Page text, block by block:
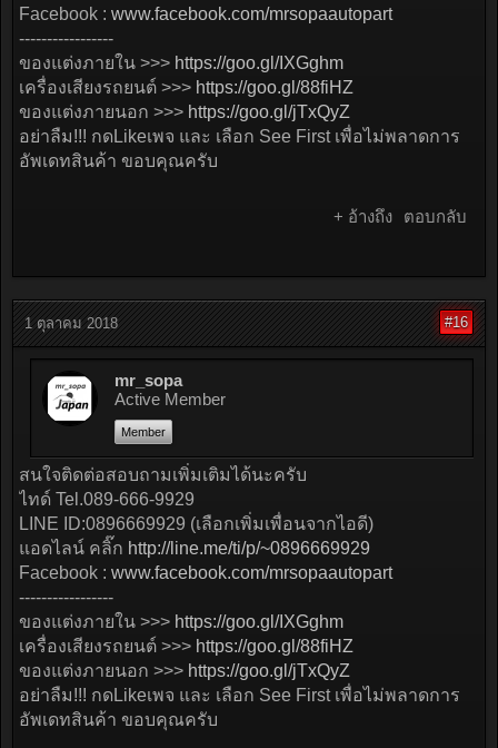
Facebook : www.facebook.com/mrsopaautopart
-----------------
ของแต่งภายใน >>> https://goo.gl/IXGghm
เครื่องเสียงรถยนต์ >>> https://goo.gl/88fiHZ
ของแต่งภายนอก >>> https://goo.gl/jTxQyZ
อย่าลืม!!! กดLikeเพจ และ เลือก See First เพื่อไม่พลาดการ
อัพเดทสินค้า ขอบคุณครับ
+ อ้างถึง ตอบกลับ
1 ตุลาคม 2018 #16
mr_sopa
Active Member
Member
สนใจติดต่อสอบถามเพิ่มเติมได้นะครับ
ไทด์ Tel.089-666-9929
LINE ID:0896669929 (เลือกเพิ่มเพื่อนจากไอดี)
แอดไลน์ คลิ๊ก http://line.me/ti/p/~0896669929
Facebook : www.facebook.com/mrsopaautopart
-----------------
ของแต่งภายใน >>> https://goo.gl/IXGghm
เครื่องเสียงรถยนต์ >>> https://goo.gl/88fiHZ
ของแต่งภายนอก >>> https://goo.gl/jTxQyZ
อย่าลืม!!! กดLikeเพจ และ เลือก See First เพื่อไม่พลาดการ
อัพเดทสินค้า ขอบคุณครับ